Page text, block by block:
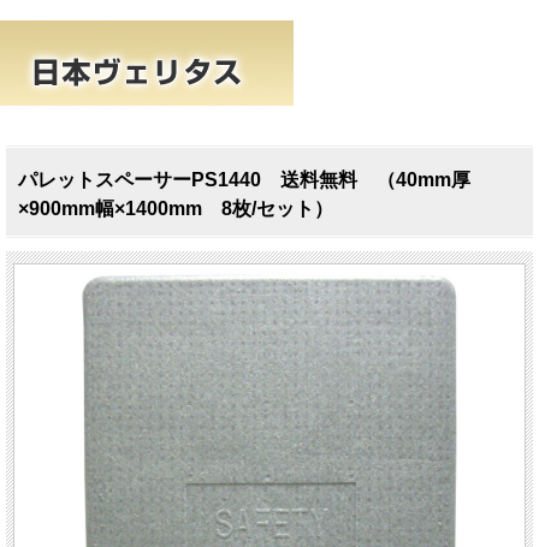
パレットスペーサーPS1440 送料無料 （40mm厚
×900mm幅×1400mm 8枚/セット）